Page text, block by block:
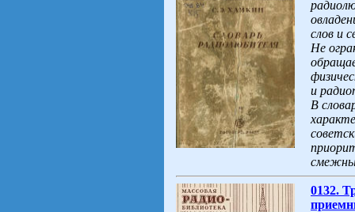
слов и
Не
и
В
0132.